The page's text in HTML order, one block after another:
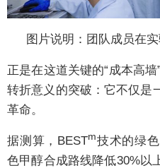
图片说明：团队成员在
正是在这道关键的“成本高墙
转折意义的突破：它不仅是
革命。
据测算，BESTm技术的绿
色甲醇合成路线降低30%以